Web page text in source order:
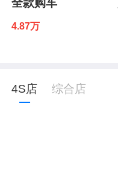
全款购车
4.87万
4S店 综合店